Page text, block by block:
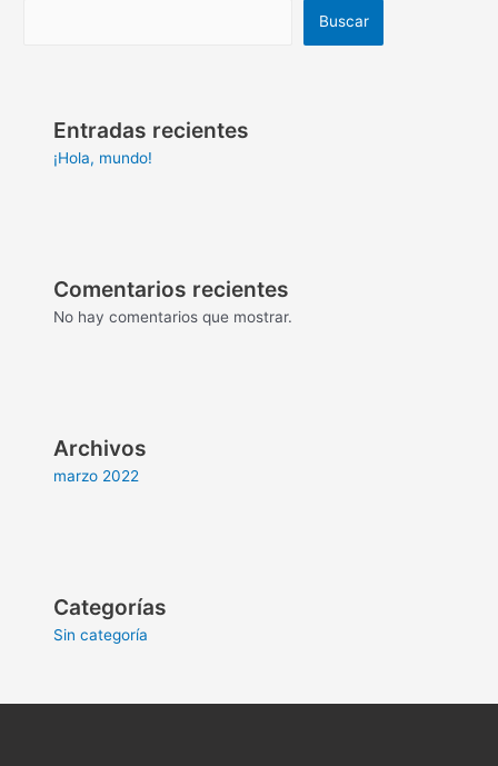
Buscar
Entradas recientes
¡Hola, mundo!
Comentarios recientes
No hay comentarios que mostrar.
Archivos
marzo 2022
Categorías
Sin categoría